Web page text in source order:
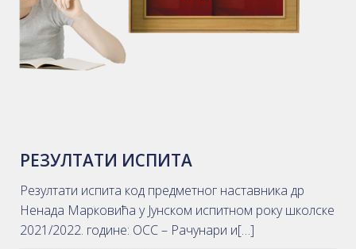
РЕЗУЛТАТИ ИСПИТА
Резултати испита код предметног наставника др
Ненада Марковића у Јунском испитном року школске
2021/2022. године: ОСС – Рачунари и[…]